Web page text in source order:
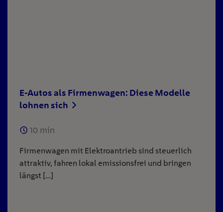
E-Autos als Firmenwagen: Diese Modelle
lohnen sich
10 min
Firmenwagen mit Elektroantrieb sind steuerlich
attraktiv, fahren lokal emissionsfrei und bringen
längst […]